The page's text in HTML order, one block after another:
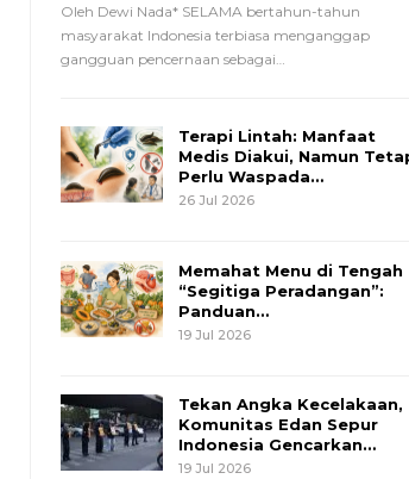
Oleh Dewi Nada* SELAMA bertahun-tahun
masyarakat Indonesia terbiasa menganggap
gangguan pencernaan sebagai…
Terapi Lintah: Manfaat
Medis Diakui, Namun
Perlu Waspada…
26 Jul 2026
Memahat Menu di Tengah
“Segitiga Peradangan”:
Panduan…
19 Jul 2026
Tekan Angka Kecelakaan,
Komunitas Edan Sepur
Indonesia Gencarkan…
19 Jul 2026